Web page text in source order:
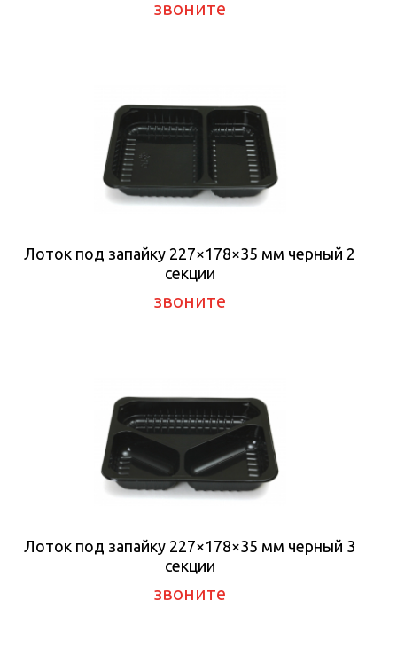
звоните
Лоток под запайку 227×178×35 мм черный 2
секции
звоните
Лоток под запайку 227×178×35 мм черный 3
секции
звоните